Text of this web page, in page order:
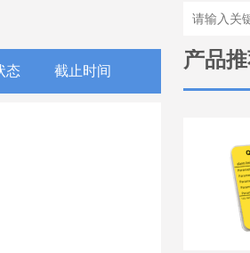
态 截止时间 产品